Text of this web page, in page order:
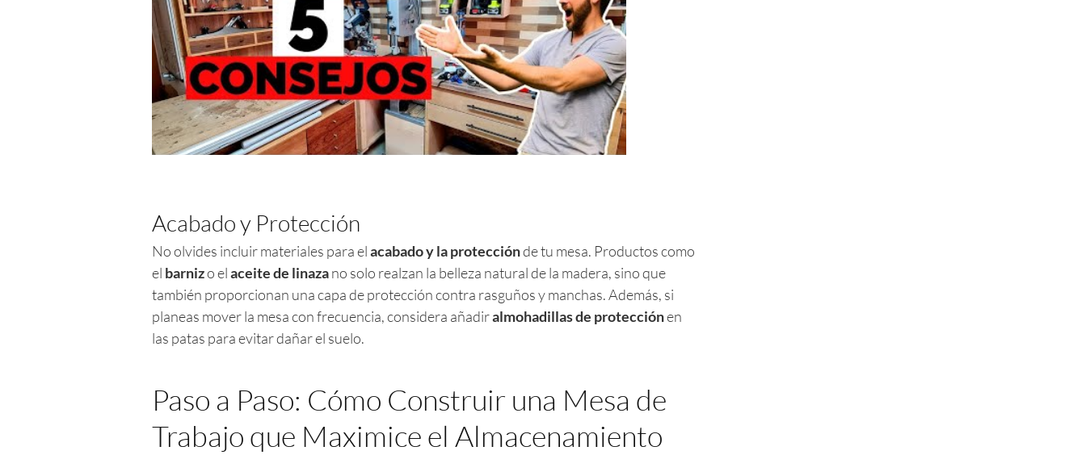
Acabado y Protección
No olvides incluir materiales para elacabado y la protecciónde tu mesa. Productos como
el barnizo elaceite de linazano solo realzan la belleza natural de la madera, sino que
también proporcionan una capa de protección contra rasguños y manchas. Además, si
planeas mover la mesa con frecuencia, considera añadiralmohadillas de protecciónen
las patas para evitar dañar el suelo.
Paso a Paso: Cómo Construir una Mesa de
Trabajo que Maximice el Almacenamiento